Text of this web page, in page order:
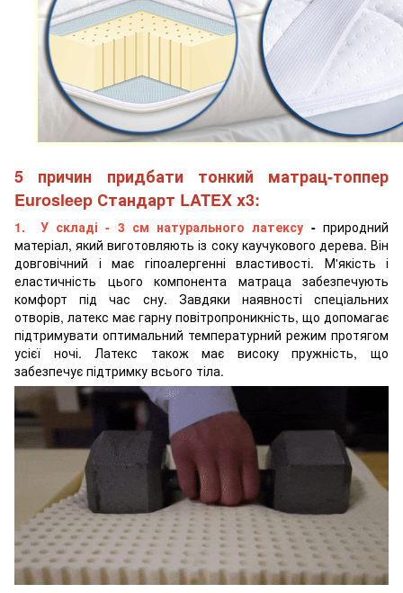
5 причин придбати тонкий матрац-топпер
Eurosleep Стандарт LATEX x3:
1. У складі - 3 см натурального латексу -природний
матеріал, який виготовляють із соку каучукового дерева. Він
довговічний і має гіпоалергенні властивості. М'якість і
еластичність цього компонента матраца забезпечують
комфорт під час сну. Завдяки наявності спеціальних
отворів, латекс має гарну повітропроникність, що допомагає
підтримувати оптимальний температурний режим протягом
усієї ночі. Латекс також має високу пружність, що
забезпечує підтримку всього тіла.